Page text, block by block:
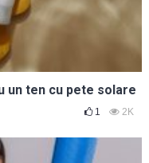
un ten cu pete solare
1 2K